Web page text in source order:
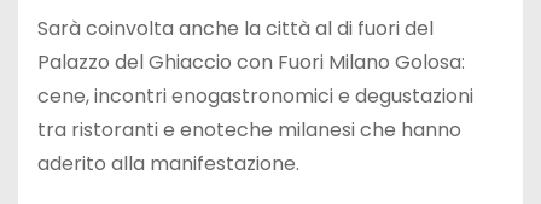
Sarà coinvolta anche la città al di fuori del
Palazzo del Ghiaccio con Fuori Milano Golosa:
cene, incontri enogastronomici e degustazioni
tra ristoranti e enoteche milanesi che hanno
aderito alla manifestazione.